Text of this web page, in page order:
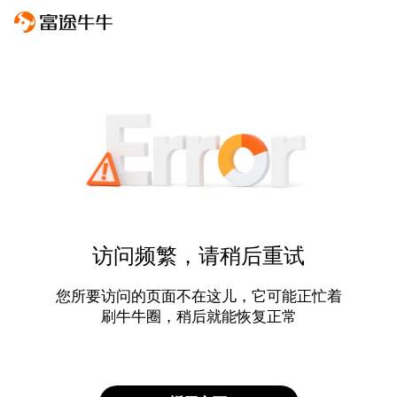
访问频繁，请稍后重试
您所要访问的页面不在这儿，它可能正忙着
刷牛牛圈，稍后就能恢复正常